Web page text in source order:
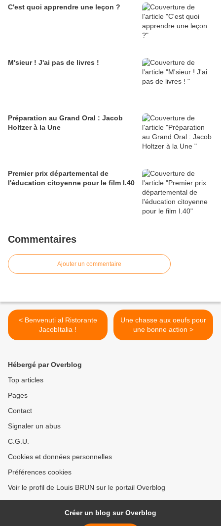
C'est quoi apprendre une leçon ?
M'sieur ! J'ai pas de livres !
Préparation au Grand Oral : Jacob
Holtzer à la Une
Premier prix départemental de
l'éducation citoyenne pour le film I.40
Commentaires
Ajouter un commentaire
< Benvenuti al Ristorante
JacobItalia !
Une chasse aux oeufs pour
une bonne action >
Hébergé par Overblog
Top articles
Pages
Contact
Signaler un abus
C.G.U.
Cookies et données personnelles
Préférences cookies
Voir le profil de Louis BRUN sur le portail Overblog
Créer un blog sur Overblog